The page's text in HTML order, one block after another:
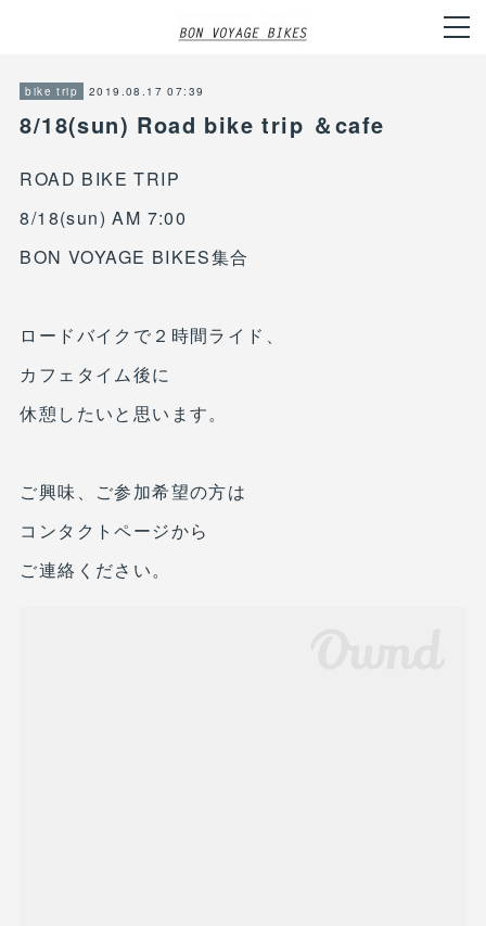
bike trip 2019.08.17 07:39
8/18(sun) Road bike trip ＆cafe
ROAD BIKE TRIP
8/18(sun) AM 7:00
BON VOYAGE BIKES集合
ロードバイクで２時間ライド、
カフェタイム後に
休憩したいと思います。
ご興味、ご参加希望の方は
コンタクトページから
ご連絡ください。